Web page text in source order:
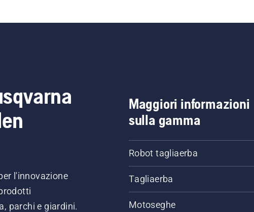
l'innovazione
parchi e giardini.
Maggiori informazioni
sulla gamma
Robot tagliaerba
Tagliaerba
Motoseghe